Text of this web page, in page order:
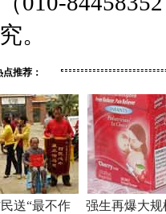
。
点推荐：
送“最不作
强生再爆大规